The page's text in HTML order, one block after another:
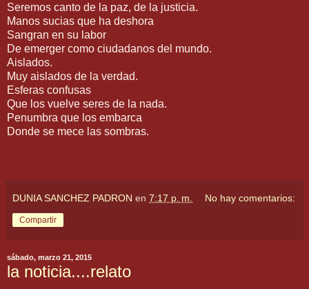
Seremos canto de la paz, de la justicia.
Manos sucias que ha deshora
Sangran en su labor
De emerger como ciudadanos del mundo.
Aislados.
Muy aislados de la verdad.
Esferas confusas
Que los vuelve seres de la nada.
Penumbra que los embarca
Donde se mece las sombras.
DUNIA SANCHEZ PADRON en 7:17 p. m. No hay comentarios:
Compartir
sábado, marzo 21, 2015
la noticia....relato